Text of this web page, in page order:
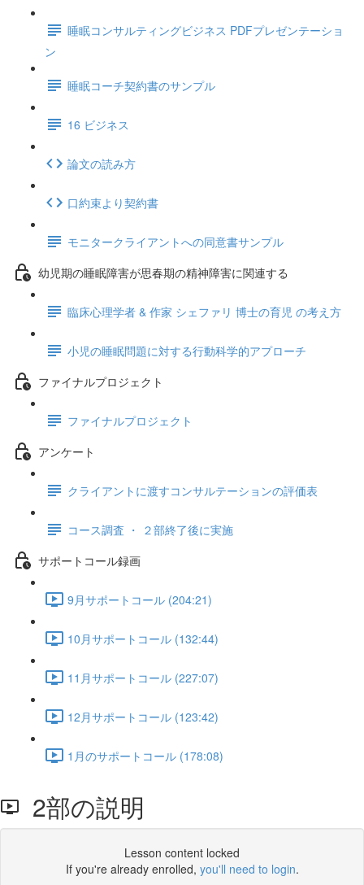
睡眠コンサルティングビジネス PDFプレゼンテーショ
ン
睡眠コーチ契約書のサンプル
16 ビジネス
論文の読み方
口約束より契約書
モニタークライアントへの同意書サンプル
幼児期の睡眠障害が思春期の精神障害に関連する
臨床心理学者 & 作家 シェファリ 博士の育児 の考え方
小児の睡眠問題に対する行動科学的アプローチ
ファイナルプロジェクト
ファイナルプロジェクト
アンケート
クライアントに渡すコンサルテーションの評価表
コース調査 ・ ２部終了後に実施
サポートコール録画
9月サポートコール (204:21)
10月サポートコール (132:44)
11月サポートコール (227:07)
12月サポートコール (123:42)
1月のサポートコール (178:08)
2部の説明
Lesson content locked
If you're already enrolled, you'll need to login.